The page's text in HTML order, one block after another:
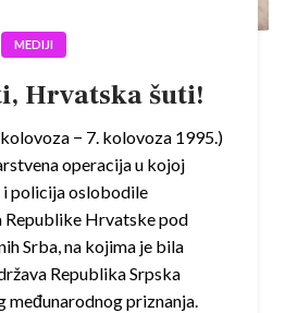
MEDIJI
Hrvatska šuti!
− 7. kolovoza 1995.)
operacija u kojoj
policija oslobodile
Republike Hrvatske pod
Srba, na kojima je bila
Republika Srpska
međunarodnog priznanja.